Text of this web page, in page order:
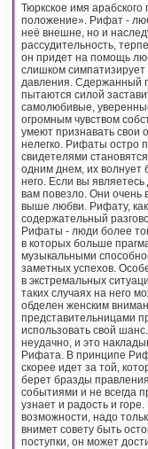
Тюркское имя
положение». Рифат -
неё внешне, но и
рассудительность,
он придет на помощь
слишком симпатизирует
давления. Сдержанный
пытаются силой
самолюбивые,
огромным чувством
умеют признавать свои
нелегко. Рифаты остро
свидетелями
одним днем, их волнует
него. Если вы
вам повезло. Они очень
выше любви. Рифату,
содержательный
Рифаты - люди более
в которых больше
музыкальными
заметных успехов.
в экстремальных
таких случаях на него
обделен женским
представительницами
использовать свой
неудачно, и это
Рифата. В принципе
скорее идет за той,
берет бразды
событиями и не всегда
узнает и радость и
возможности, надо
внимет совету быть
поступки, он может